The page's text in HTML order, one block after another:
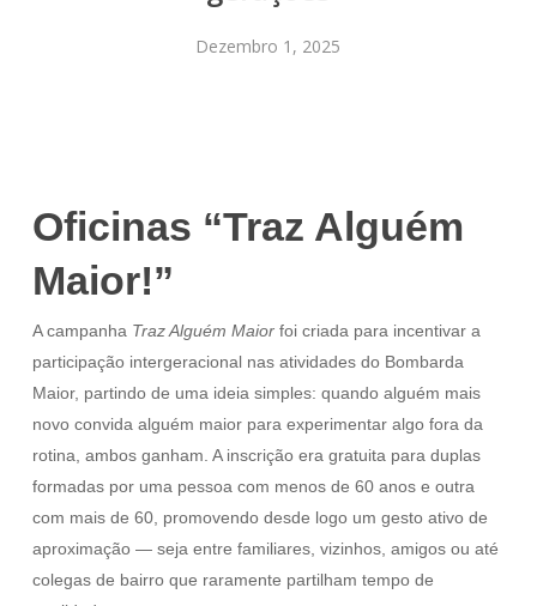
Dezembro 1, 2025
Oficinas “Traz Alguém
Maior!”
A campanha Traz Alguém Maiorfoi criada para incentivar a
participação intergeracional nas atividades do Bombarda
Maior, partindo de uma ideia simples: quando alguém mais
novo convida alguém maior para experimentar algo fora da
rotina, ambos ganham. A inscrição era gratuita para duplas
formadas por uma pessoa com menos de 60 anos e outra
com mais de 60, promovendo desde logo um gesto ativo de
aproximação — seja entre familiares, vizinhos, amigos ou até
colegas de bairro que raramente partilham tempo de